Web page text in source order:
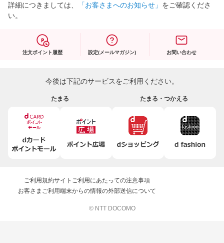
詳細につきましては、
「お客さまへのお知らせ」 をご確認くださ
い。
注文ポイント履歴 設定(メールマガジン) お問い合わせ
今後は下記のサービスをご利用ください。
たまる たまる・つかえる
ご利用規約サイトご利用にあたっての注意事項
お客さまご利用端末からの情報の外部送信について
© NTT DOCOMO